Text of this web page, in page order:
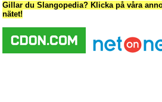
Gillar du Slangopedia? Klicka på våra
nätet!